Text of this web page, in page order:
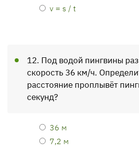
v = s / t
12. Под водой пингвины
скорость 36 км/ч.
расстояние проплывёт
секунд?
36 м
7,2 м